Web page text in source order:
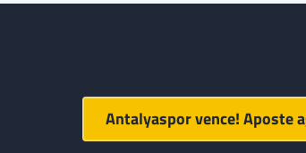
Antalyaspor vence! Aposte